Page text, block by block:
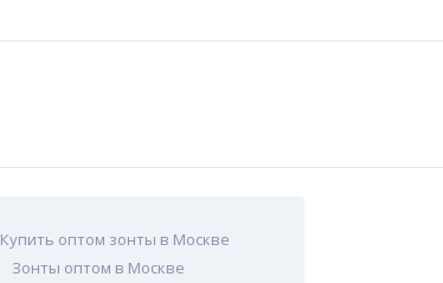
Купить оптом зонты в Москве
Зонты оптом в Москве